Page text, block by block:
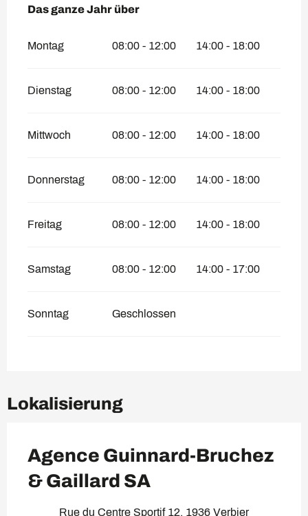
Das ganze Jahr über
Das ganze Jahr über
Montag 08:00 - 12:00 14:00 - 18:00
Dienstag 08:00 - 12:00 14:00 - 18:00
Mittwoch 08:00 - 12:00 14:00 - 18:00
Donnerstag 08:00 - 12:00 14:00 - 18:00
Freitag 08:00 - 12:00 14:00 - 18:00
Samstag 08:00 - 12:00 14:00 - 17:00
Sonntag Geschlossen
Lokalisierung
Agence Guinnard-Bruchez
& Gaillard SA
Rue du Centre Sportif 12, 1936 Verbier